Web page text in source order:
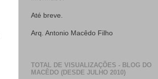
Até breve.
Arq. Antonio Macêdo Filho
TOTAL DE VISUALIZAÇÕES - BLOG DO
MACÊDO (DESDE JULHO 2010)